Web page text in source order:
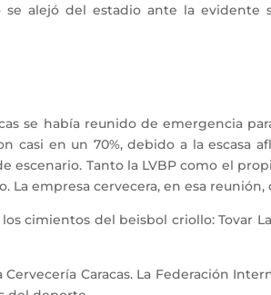
alejó del estadio ante la evidente
se había reunido de emergencia
casi en un 70%, debido a la escasa
escenario. Tanto la LVBP como el
La empresa cervecera, en esa
cimientos del beisbol criollo: Tovar
Caracas. La Federación